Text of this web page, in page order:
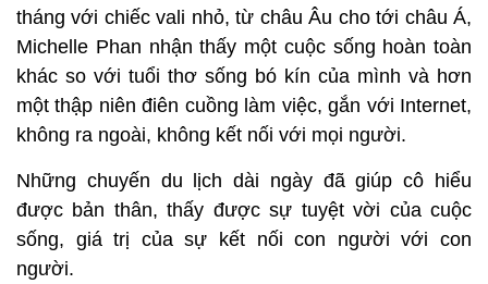
tháng với chiếc vali nhỏ, từ châu Âu cho tới châu Á,
Michelle Phan nhận thấy một cuộc sống hoàn toàn
khác so với tuổi thơ sống bó kín của mình và hơn
một thập niên điên cuồng làm việc, gắn với Internet,
không ra ngoài, không kết nối với mọi người.
Những chuyến du lịch dài ngày đã giúp cô hiểu
được bản thân, thấy được sự tuyệt vời của cuộc
sống, giá trị của sự kết nối con người với con
người.